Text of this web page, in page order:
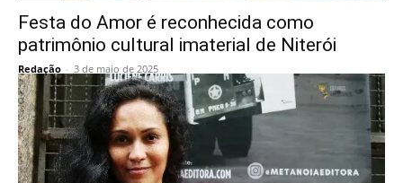
Festa do Amor é reconhecida como
patrimônio cultural imaterial de Niterói
Redação - 3 de maio de 2025